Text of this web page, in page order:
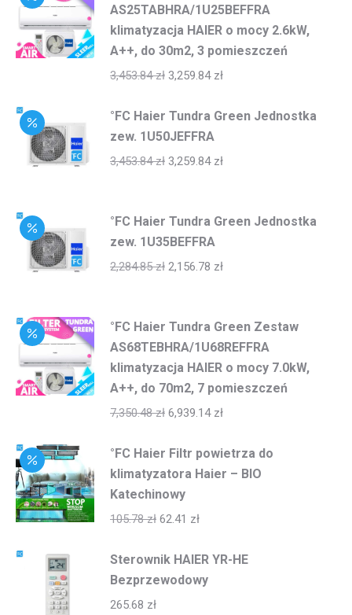
AS25TABHRA/1U25BEFFRA
klimatyzacja HAIER o mocy 2.6kW,
A++, do 30m2, 3 pomieszczeń
3,453.84zł 3,259.84 zł
°FC Haier Tundra Green Jednostka
zew. 1U50JEFFRA
3,453.84zł 3,259.84 zł
°FC Haier Tundra Green Jednostka
zew. 1U35BEFFRA
2,284.85zł 2,156.78 zł
°FC Haier Tundra Green Zestaw
AS68TEBHRA/1U68REFFRA
klimatyzacja HAIER o mocy 7.0kW,
A++, do 70m2, 7 pomieszczeń
7,350.48zł 6,939.14 zł
°FC Haier Filtr powietrza do
klimatyzatora Haier – BIO
Katechinowy
105.78zł 62.41 zł
Sterownik HAIER YR-HE
Bezprzewodowy
265.68 zł